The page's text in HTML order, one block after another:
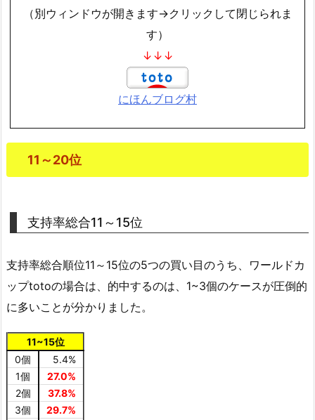
（別ウィンドウが開きます→クリックして閉じられま
す）
↓↓↓
にほんブログ村
11～20位
支持率総合11～15位
支持率総合順位11～15位の5つの買い目のうち、ワールドカ
ップtotoの場合は、的中するのは、1~3個のケースが圧倒的
に多いことが分かりました。
11~15位
0個
5.4%
1個
27.0%
2個
37.8%
3個
29.7%